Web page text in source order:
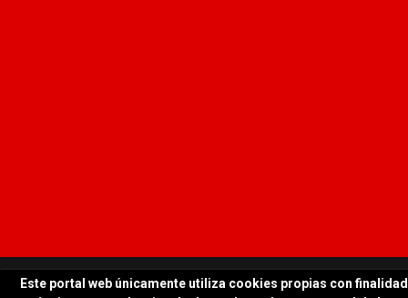
© 2026 WORKTEAM | Todos los derechos reservados
Este portal web únicamente utiliza cookies propias con finalidad